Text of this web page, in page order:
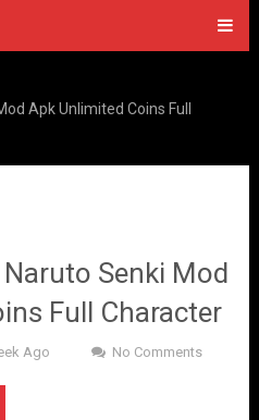
Apk Unlimited Coins Full
Senki Mod
Full Character
Ago No Comments